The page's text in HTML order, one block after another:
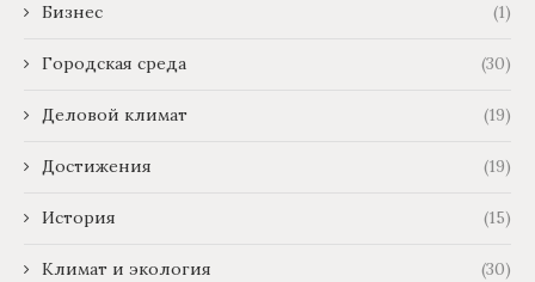
Бизнес (1)
Городская среда (30)
Деловой климат (19)
Достижения (19)
История (15)
Климат и экология (30)